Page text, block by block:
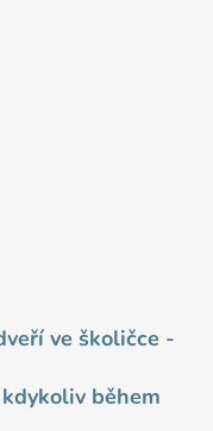
ve školičce -
během